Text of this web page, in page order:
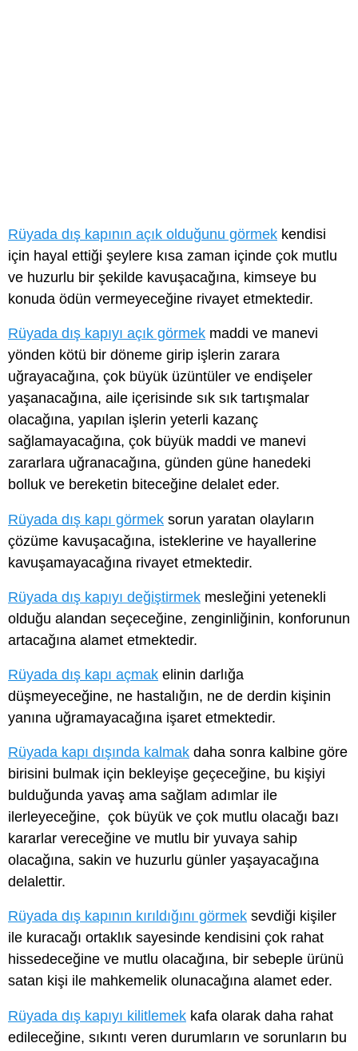
Rüyada dış kapının açık olduğunu görmek kendisi
için hayal ettiği şeylere kısa zaman içinde çok mutlu
ve huzurlu bir şekilde kavuşacağına, kimseye bu
konuda ödün vermeyeceğine rivayet etmektedir.
Rüyada dış kapıyı açık görmek maddi ve manevi
yönden kötü bir döneme girip işlerin zarara
uğrayacağına, çok büyük üzüntüler ve endişeler
yaşanacağına, aile içerisinde sık sık tartışmalar
olacağına, yapılan işlerin yeterli kazanç
sağlamayacağına, çok büyük maddi ve manevi
zararlara uğranacağına, günden güne hanedeki
bolluk ve bereketin biteceğine delalet eder.
Rüyada dış kapı görmek sorun yaratan olayların
çözüme kavuşacağına, isteklerine ve hayallerine
kavuşamayacağına rivayet etmektedir.
Rüyada dış kapıyı değiştirmek mesleğini yetenekli
olduğu alandan seçeceğine, zenginliğinin, konforunun
artacağına alamet etmektedir.
Rüyada dış kapı açmak elinin darlığa
düşmeyeceğine, ne hastalığın, ne de derdin kişinin
yanına uğramayacağına işaret etmektedir.
Rüyada kapı dışında kalmak daha sonra kalbine göre
birisini bulmak için bekleyişe geçeceğine, bu kişiyi
bulduğunda yavaş ama sağlam adımlar ile
ilerleyeceğine, çok büyük ve çok mutlu olacağı bazı
kararlar vereceğine ve mutlu bir yuvaya sahip
olacağına, sakin ve huzurlu günler yaşayacağına
delalettir.
Rüyada dış kapının kırıldığını görmek sevdiği kişiler
ile kuracağı ortaklık sayesinde kendisini çok rahat
hissedeceğine ve mutlu olacağına, bir sebeple ürünü
satan kişi ile mahkemelik olunacağına alamet eder.
Rüyada dış kapıyı kilitlemek kafa olarak daha rahat
edileceğine, sıkıntı veren durumların ve sorunların bu